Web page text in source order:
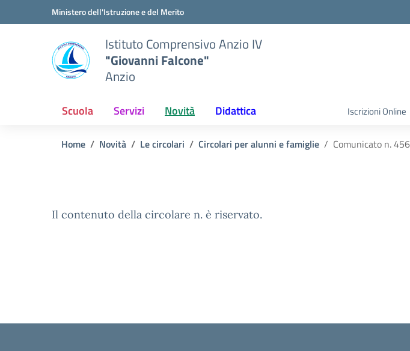
Vai ai contenuti
Vai al menu di navigazioneMinistero dell'Istruzione e del Merito
Istituto Comprensivo Anzio IV
"Giovanni Falcone"
Anzio
Scuola Servizi Novità Didattica Iscrizioni Online
Home Novità Le circolari Circolari per alunni e famiglie Comunicato n.
Il contenuto della circolare n. è riservato.